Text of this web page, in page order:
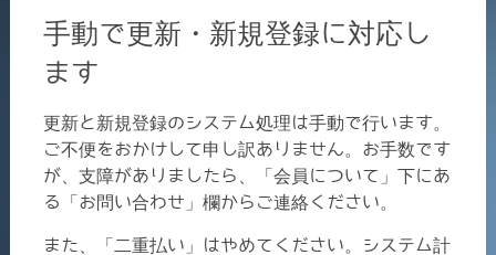
手動で更新・新規登録に対応し
ます
更新と新規登録のシステム処理は手動で行います。
ご不便をおかけして申し訳ありません。お手数です
が、支障がありましたら、「会員について」下にあ
る「お問い合わせ」欄からご連絡ください。
また、「二重払い」はやめてください。システム計